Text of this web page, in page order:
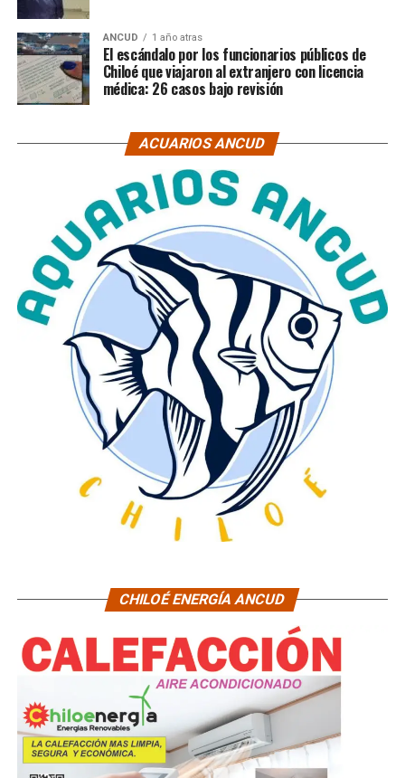
ANCUD 1 año atras
El escándalo por los funcionarios públicos de
Chiloé que viajaron al extranjero con licencia
médica: 26 casos bajo revisión
ACUARIOS ANCUD
CHILOÉ ENERGÍA ANCUD